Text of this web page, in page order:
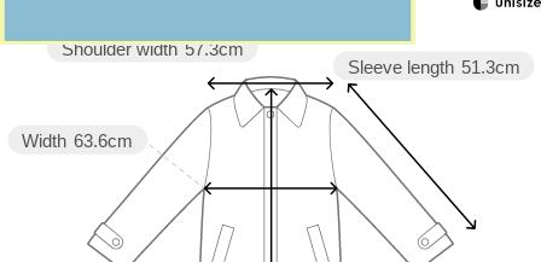
Sleeve length 51.3cm
Width 63.6cm
Shoulder width 57.3cm